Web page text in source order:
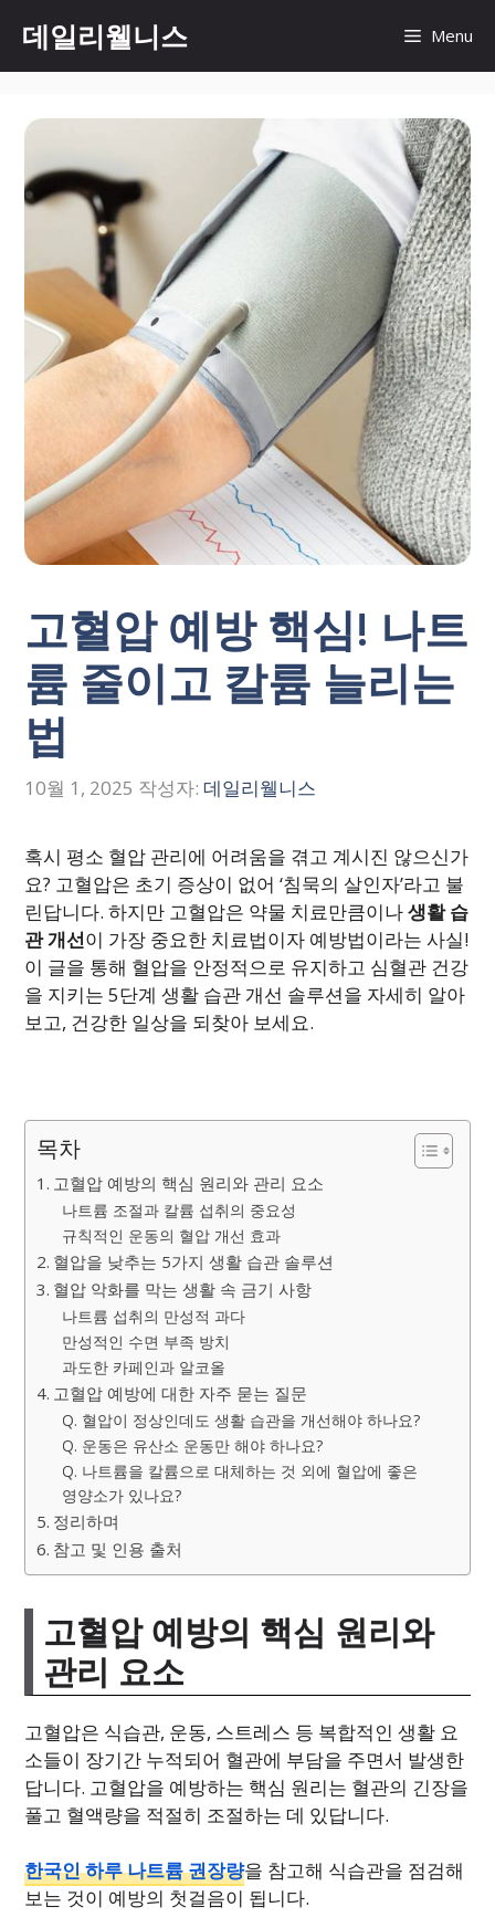
츠
데일리웰니스 Menu
고혈압 예방 핵심! 나트
륨 줄이고 칼륨 늘리는
법
10월 1, 2025 작성자: 데일리웰니스
혹시 평소 혈압 관리에 어려움을 겪고 계시진 않으신가
요? 고혈압은 초기 증상이 없어 ‘침묵의 살인자’라고 불
린답니다. 하지만 고혈압은 약물 치료만큼이나생활 습
관 개선이 가장 중요한 치료법이자 예방법이라는 사실!
이 글을 통해 혈압을 안정적으로 유지하고 심혈관 건강
을 지키는 5단계 생활 습관 개선 솔루션을 자세히 알아
보고, 건강한 일상을 되찾아 보세요.
목차
고혈압 예방의 핵심 원리와 관리 요소
나트륨 조절과 칼륨 섭취의 중요성
규칙적인 운동의 혈압 개선 효과
혈압을 낮추는 5가지 생활 습관 솔루션
혈압 악화를 막는 생활 속 금기 사항
나트륨 섭취의 만성적 과다
만성적인 수면 부족 방치
과도한 카페인과 알코올
고혈압 예방에 대한 자주 묻는 질문
Q. 혈압이 정상인데도 생활 습관을 개선해야 하나요?
Q. 운동은 유산소 운동만 해야 하나요?
Q. 나트륨을 칼륨으로 대체하는 것 외에 혈압에 좋은
영양소가 있나요?
정리하며
참고 및 인용 출처
고혈압 예방의 핵심 원리와
관리 요소
고혈압은 식습관, 운동, 스트레스 등 복합적인 생활 요
소들이 장기간 누적되어 혈관에 부담을 주면서 발생한
답니다. 고혈압을 예방하는 핵심 원리는 혈관의 긴장을
풀고 혈액량을 적절히 조절하는 데 있답니다.
한국인 하루 나트륨 권장량을 참고해 식습관을 점검해
보는 것이 예방의 첫걸음이 됩니다.